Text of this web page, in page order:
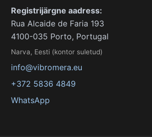
Registrijärgne aadress:
Rua Alcaide de Faria 193
4100-035 Porto, Portugal
Narva, Eesti (kontor suletud)
info@vibromera.eu
+372 5836 4849
WhatsApp